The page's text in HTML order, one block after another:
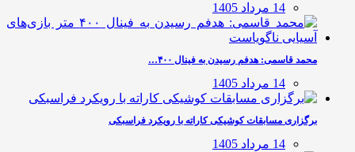
14 مرداد 1405
محمد قاسمی: هدفم رسیدن به فینال ۴۰۰…
14 مرداد 1405
برگزاری مسابقات کوشیکی کاراته با رویکرد فراسبکی
14 مرداد 1405